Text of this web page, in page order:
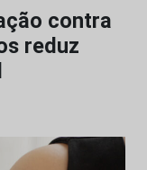
contra
reduz